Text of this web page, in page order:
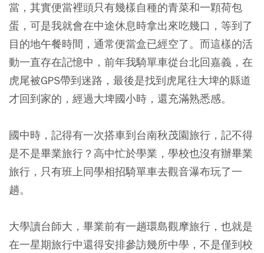
當，其實便當裡頭只有幾樣自種的青菜和一顆荷包
蛋，可是我就會在中途休息時拿出來吃幾口，等到了
目的地午餐時間，通常便當盒已經空了。而這樣的活
動一直存在記憶中，前年我騎單車從台北回嘉義，在
虎尾被GPS帶到迷路，最後是找到虎尾往大埤的縣道
才回到家的，經過大埤國小時，還充滿熟悉感。
國中時，記得有一次搭車到台南秋茂園旅行，記不得
是不是畢業旅行？高中忙於學業，學校也沒有辦畢業
旅行，只有班上同學相招騎單車去觀音瀑布玩了一
趟。
大學讀台師大，畢業前有一趟環島觀摩旅行，也就是
在一星期旅行中還得安排參訪幾所中學，不是僅到校